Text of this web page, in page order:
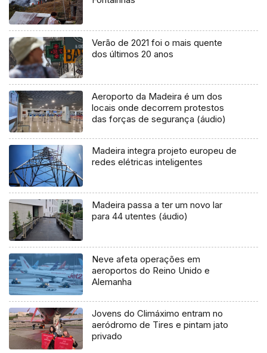
Verão de 2021 foi o mais quente
dos últimos 20 anos
Aeroporto da Madeira é um dos
locais onde decorrem protestos
das forças de segurança (áudio)
Madeira integra projeto europeu de
redes elétricas inteligentes
Madeira passa a ter um novo lar
para 44 utentes (áudio)
Neve afeta operações em
aeroportos do Reino Unido e
Alemanha
Jovens do Climáximo entram no
aeródromo de Tires e pintam jato
privado